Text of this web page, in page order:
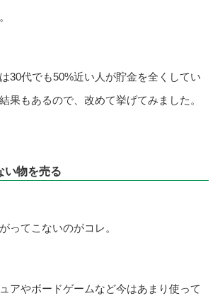
30代でも50%近い人が貯金を全くしてい
果もあるので、改めて挙げてみました。
い物を売る
ってこないのがコレ。
アやボードゲームなど今はあまり使って